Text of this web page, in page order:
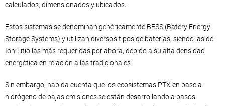
calculados, dimensionados y ubicados.
Estos sistemas se denominan genéricamente BESS (Batery Energy
Storage Systems) y utilizan diversos tipos de baterías, siendo las de
Ion-Litio las más requeridas por ahora, debido a su alta densidad
energética en relación a las tradicionales.
Sin embargo, habida cuenta que los ecosistemas PTX en base a
hidrógeno de bajas emisiones se están desarrollando a pasos